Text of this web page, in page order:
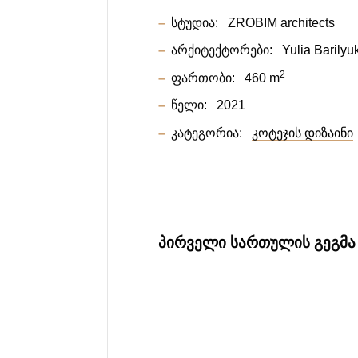
სტუდია: ZROBIM architects
არქიტექტორები: Yulia
ფართობი: 460 m2
წელი: 2021
კატეგორია: კოტეჯის დიზაინი
ᲞᲘᲠᲕᲔᲚᲘ ᲡᲐᲠᲗᲣᲚᲘᲡ ᲒᲔᲒᲛᲐ